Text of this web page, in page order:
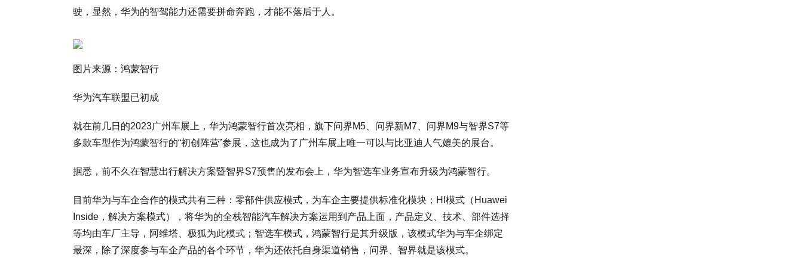
驶，显然，华为的智驾能力还需要拼命奔跑，才能不落后于人。
图片来源：鸿蒙智行
华为汽车联盟已初成
就在前几日的2023广州车展上，华为鸿蒙智行首次亮相，旗下问界M5、问界新M7、问界M9与智界S7等
多款车型作为鸿蒙智行的“初创阵营”参展，这也成为了广州车展上唯一可以与比亚迪人气媲美的展台。
据悉，前不久在智慧出行解决方案暨智界S7预售的发布会上，华为智选车业务宣布升级为鸿蒙智行。
目前华为与车企合作的模式共有三种：零部件供应模式，为车企主要提供标准化模块；HI模式（Huawei
Inside，解决方案模式），将华为的全栈智能汽车解决方案运用到产品上面，产品定义、技术、部件选择
等均由车厂主导，阿维塔、极狐为此模式；智选车模式，鸿蒙智行是其升级版，该模式华为与车企绑定
最深，除了深度参与车企产品的各个环节，华为还依托自身渠道销售，问界、智界就是该模式。